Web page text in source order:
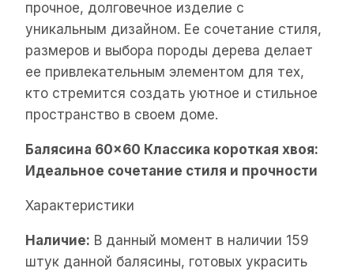
прочное, долговечное изделие с
уникальным дизайном. Ее сочетание стиля,
размеров и выбора породы дерева делает
ее привлекательным элементом для тех,
кто стремится создать уютное и стильное
пространство в своем доме.
Балясина 60×60 Классика короткая хвоя:
Идеальное сочетание стиля и прочности
Характеристики
Наличие: В данный момент в наличии 159
штук данной балясины, готовых украсить